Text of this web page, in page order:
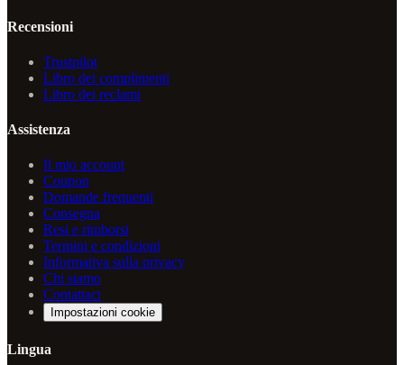
Recensioni
Trustpilot
Libro dei complimenti
Libro dei reclami
Assistenza
Il mio account
Coupon
Domande frequenti
Consegna
Resi e rimborsi
Termini e condizioni
Informativa sulla privacy
Chi siamo
Contattaci
Impostazioni cookie
Lingua